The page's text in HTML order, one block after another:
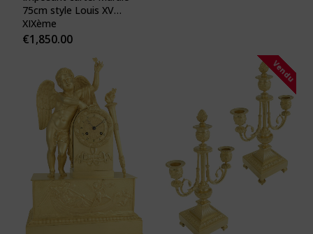
75cm style Louis XV
XIXème
€1,850.00
Vendu